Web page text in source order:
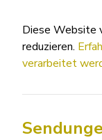
Diese Website
reduzieren.
verarbeitet